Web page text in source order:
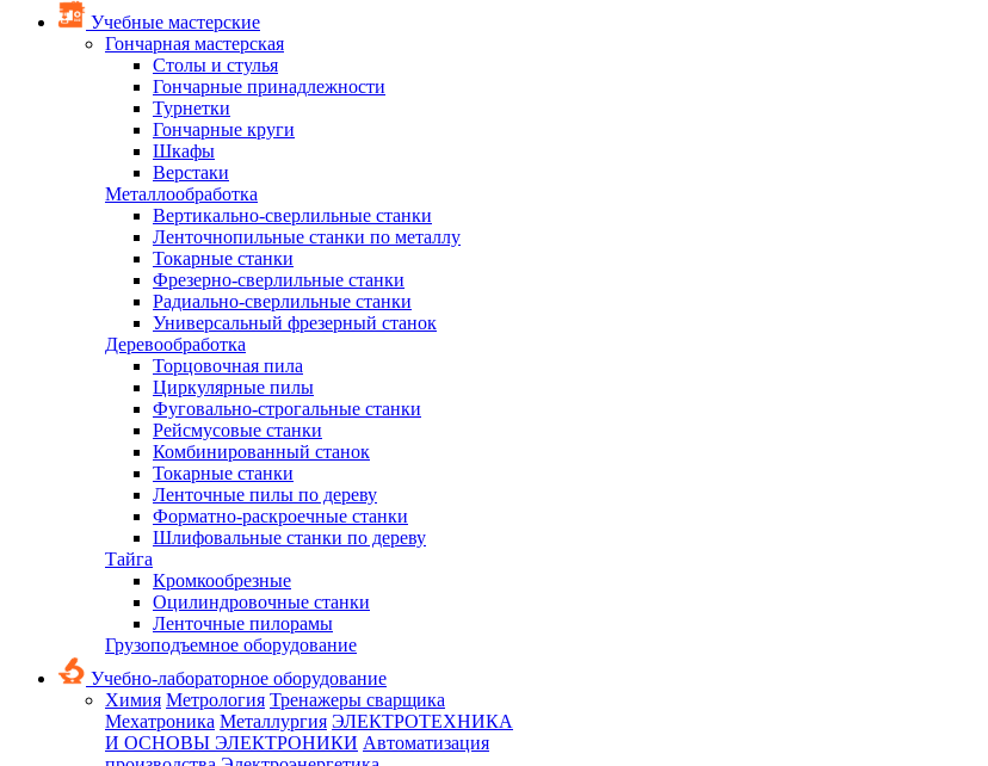
Учебные мастерские
Гончарная мастерская
Столы и стулья
Гончарные принадлежности
Турнетки
Гончарные круги
Шкафы
Верстаки
Металлообработка
Вертикально-сверлильные станки
Ленточнопильные станки по металлу
Токарные станки
Фрезерно-сверлильные станки
Радиально-сверлильные станки
Универсальный фрезерный станок
Деревообработка
Торцовочная пила
Циркулярные пилы
Фуговально-строгальные станки
Рейсмусовые станки
Комбинированный станок
Токарные станки
Ленточные пилы по дереву
Форматно-раскроечные станки
Шлифовальные станки по дереву
Тайга
Кромкообрезные
Оцилиндровочные станки
Ленточные пилорамы
Грузоподъемное оборудование
Учебно-лабораторное оборудование
Химия Метрология Тренажеры сварщика
Мехатроника Металлургия ЭЛЕКТРОТЕХНИКА
И ОСНОВЫ ЭЛЕКТРОНИКИ Автоматизация